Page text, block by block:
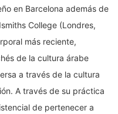
en Barcelona además de
College (Londres,
más reciente,
de la cultura árabe
a través de la cultura
A través de su práctica
de pertenecer a